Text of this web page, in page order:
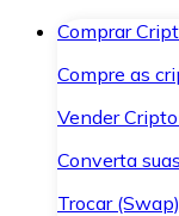
Comprar
Compre as
Vender
Converta
Trocar (Swap)